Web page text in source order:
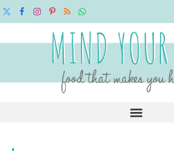
X
FacebookInstagram
Pinterest
RSSWhatsApp